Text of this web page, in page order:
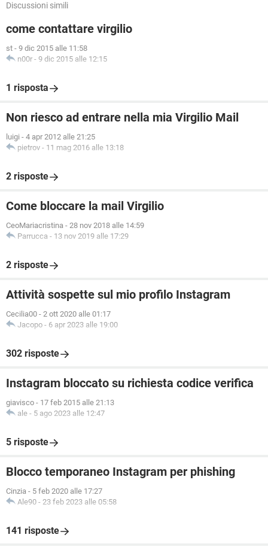
Discussioni simili
come contattare virgilio
st - 9 dic 2015 alle 11:58
n00r - 9 dic 2015 alle 12:15
1 risposta
Non riesco ad entrare nella mia Virgilio Mail
luigi - 4 apr 2012 alle 21:25
pietrov - 11 mag 2016 alle 13:18
2 risposte
Come bloccare la mail Virgilio
CeoMariacristina - 28 nov 2018 alle 14:59
Parrucca - 13 nov 2019 alle 17:29
2 risposte
Attività sospette sul mio profilo Instagram
Cecilia00 - 2 ott 2020 alle 01:17
Jacopo - 6 apr 2023 alle 19:00
302 risposte
Instagram bloccato su richiesta codice verifica
giavisco - 17 feb 2015 alle 21:13
ale - 5 ago 2023 alle 12:47
5 risposte
Blocco temporaneo Instagram per phishing
Cinzia - 5 feb 2020 alle 17:27
Ale90 - 23 feb 2023 alle 05:58
141 risposte